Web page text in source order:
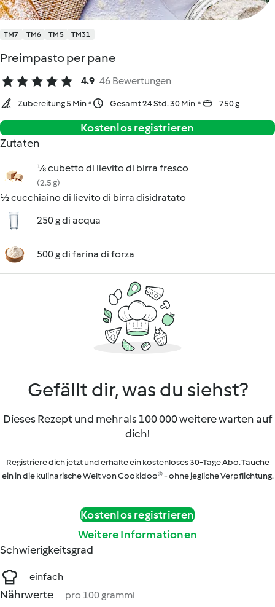
TM7 TM6 TM5 TM31
Preimpasto per pane
4.9 46 Bewertungen
Zubereitung 5 Min Gesamt 24 Std. 30 Min 750 g
Kostenlos registrieren
Zutaten
⅛ cubetto di lievito di birra fresco
(2.5 g)
½ cucchiaino di lievito di birra disidratato
250 g di acqua
500 g di farina di forza
Gefällt dir, was du siehst?
Dieses Rezept und mehr als 100 000 weitere warten auf
dich!
Registriere dich jetzt und erhalte ein kostenloses 30-Tage Abo. Tauche
ein in die kulinarische Welt von Cookidoo® - ohne jegliche Verpflichtung.
Kostenlos registrieren
Weitere Informationen
Schwierigkeitsgrad
einfach
Nährwerte pro 100 grammi